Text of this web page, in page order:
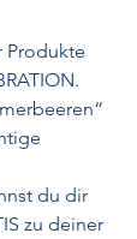
Produkte
du dir
zu deiner